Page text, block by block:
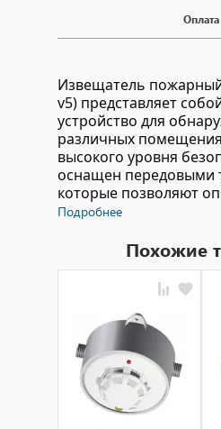
Оплата
Извещатель
v5) представляет
устройство для
различных
высокого уровня
оснащен передовыми
которые позволяют
реагировать на
Технические
Извещатель
(ИПА v5) обладает
способными
изменения
помещении.
Устройство имеет
Подробнее
Похожие